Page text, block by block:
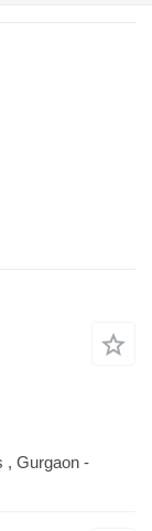
, Gurgaon -